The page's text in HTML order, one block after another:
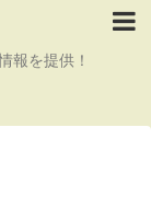
報を提供！